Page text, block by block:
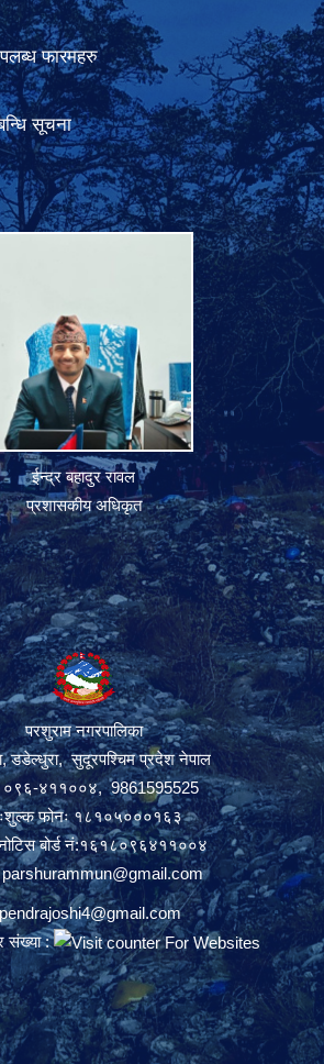
फारमहरु
सूचना
ईन्द्र बहादुर रावल
प्रशासकीय अधिकृत
परशुराम नगरपालिका
डडेल्धुरा, सुदूरपश्चिम प्रदेश नेपाल
०९६-४११००४, 9861595525
फोनः १८१०५०००१६३
बोर्ड नं:१६१८०९६४११००४
parshurammun@gmail.com
संख्या :